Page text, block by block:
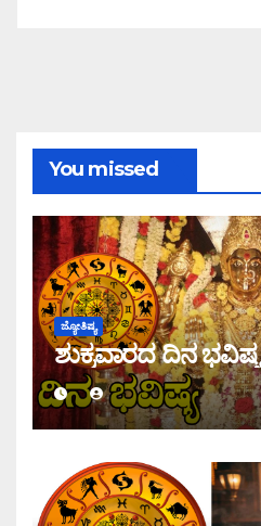
You missed
ಜ್ಯೋತಿಷ್ಯ
ಶುಕ್ರವಾರದ ದಿನ ಭವಿಷ್ಯ